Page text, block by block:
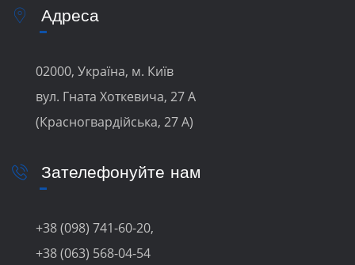
Адреса
02000, Україна, м. Київ
вул. Гната Хоткевича, 27 А
(Красногвардійська, 27 А)
Зателефонуйте нам
+38 (098) 741-60-20,
+38 (063) 568-04-54